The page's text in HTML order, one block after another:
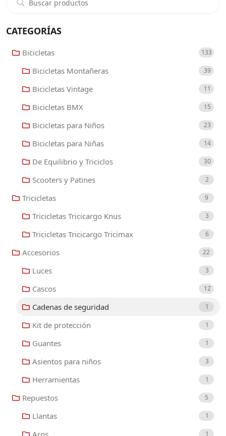
CATEGORÍAS
Bicicletas 133
Bicicletas Montañeras 39
Bicicletas Vintage 11
Bicicletas BMX 15
Bicicletas para Niños 23
Bicicletas para Niñas 14
De Equilibrio y Triciclos 30
Scooters y Patines 2
Tricicletas 9
Tricicletas Tricicargo Knus 3
Tricicletas Tricicargo Tricimax 6
Accesorios 22
Luces 3
Cascos 12
Cadenas de seguridad 1
Kit de protección 1
Guantes 1
Asientos para niños 3
Herramientas 1
Repuestos 5
Llantas 1
Aros 1